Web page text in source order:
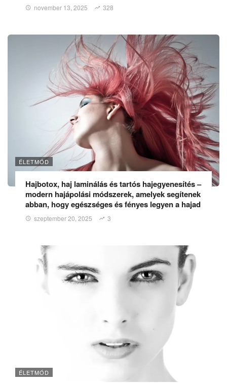
november 13, 2025 328
ÉLETMÓD
Hajbotox, haj laminálás és tartós hajegyenesítés –
modern hajápolási módszerek, amelyek segítenek
abban, hogy egészséges és fényes legyen a hajad
szeptember 20, 2025 3
ÉLETMÓD